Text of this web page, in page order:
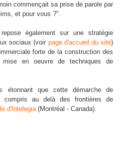
commençait sa prise de parole par
et pour vous ?".
également sur une stratégie
sociaux (voir page d'accueil du site)
forte de la construction des
mise en oeuvre de techniques de
étonnant que cette démarche de
au delà des frontières de
d'Intelegia(Montréal - Canada).